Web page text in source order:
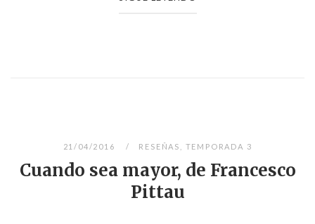
21/04/2016 RESEÑAS TEMPORADA 3
Cuando sea mayor, de Francesco
Pittau